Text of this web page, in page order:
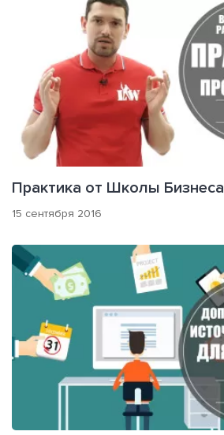
Практика от Школы Бизнеса
15 сентября 2016